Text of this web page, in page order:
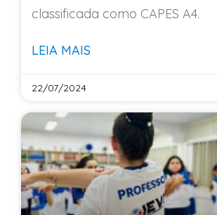
classificada como CAPES A4.
LEIA MAIS
22/07/2024